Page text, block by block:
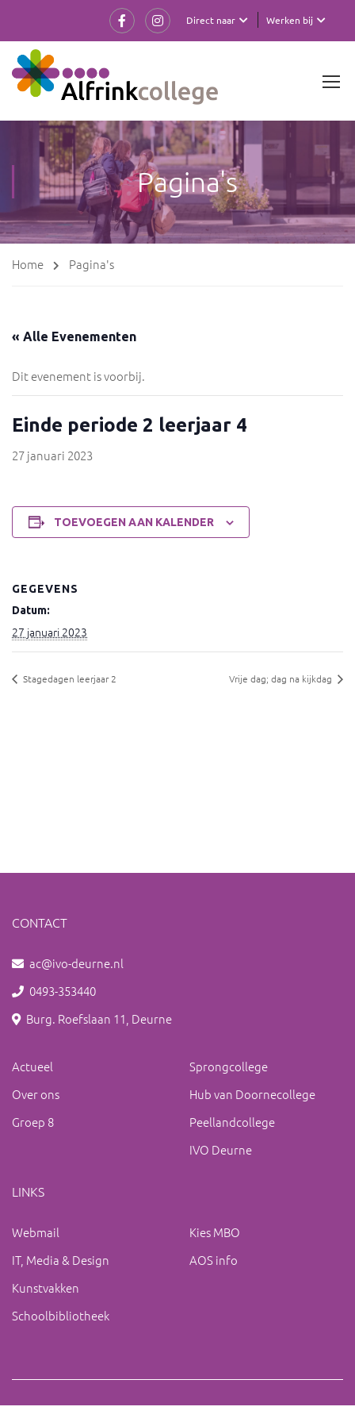
Werken bij
Direct naar
Pagina's
Home Pagina's
« Alle Evenementen
Dit evenement is voorbij.
Einde periode 2 leerjaar 4
27 januari 2023
TOEVOEGEN AAN KALENDER
GEGEVENS
Datum:
27 januari 2023
Stagedagen leerjaar 2 Vrije dag; dag na kijkdag
CONTACT
ac@ivo-deurne.nl
0493-353440
Burg. Roefslaan 11, Deurne
Actueel
Over ons
Groep 8
Sprongcollege
Hub van Doornecollege
Peellandcollege
IVO Deurne
LINKS
Webmail
IT, Media & Design
Kunstvakken
Schoolbibliotheek
Kies MBO
AOS info